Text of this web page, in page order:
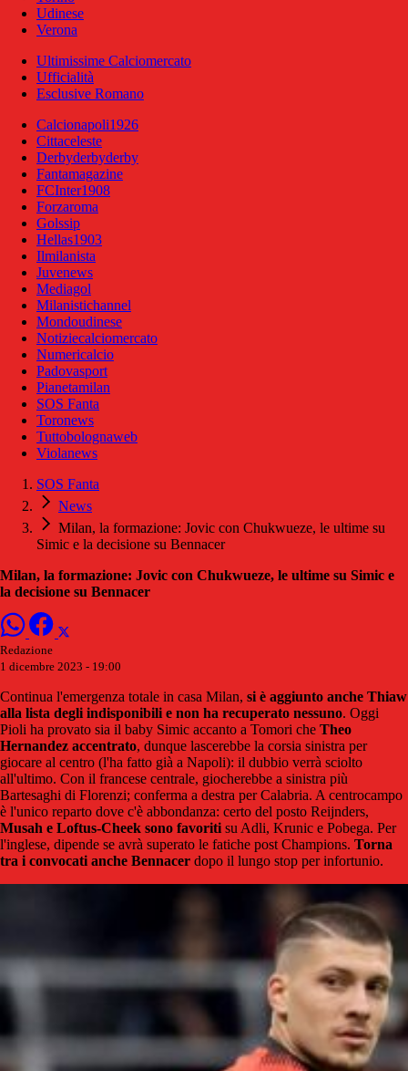
Udinese
Verona
Ultimissime Calciomercato
Ufficialità
Esclusive Romano
Calcionapoli1926
Cittaceleste
Derbyderbyderby
Fantamagazine
FCInter1908
Forzaroma
Golssip
Hellas1903
Ilmilanista
Juvenews
Mediagol
Milanistichannel
Mondoudinese
Notiziecalciomercato
Numericalcio
Padovasport
Pianetamilan
SOS Fanta
Toronews
Tuttobolognaweb
Violanews
SOS Fanta
News
Milan, la formazione: Jovic con Chukwueze, le ultime su
Simic e la decisione su Bennacer
Milan, la formazione: Jovic con Chukwueze, le ultime su Simic e
la decisione su Bennacer
Redazione
1 dicembre 2023 - 19:00
Continua l'emergenza totale in casa Milan, si è aggiunto anche Thiaw
alla lista degli indisponibili e non ha recuperato nessuno. Oggi
Pioli ha provato sia il baby Simic accanto a Tomori che Theo
Hernandez accentrato, dunque lascerebbe la corsia sinistra per
giocare al centro (l'ha fatto già a Napoli): il dubbio verrà sciolto
all'ultimo. Con il francese centrale, giocherebbe a sinistra più
Bartesaghi di Florenzi; conferma a destra per Calabria. A centrocampo
è l'unico reparto dove c'è abbondanza: certo del posto Reijnders,
Musah e Loftus-Cheek sono favoriti su Adli, Krunic e Pobega. Per
l'inglese, dipende se avrà superato le fatiche post Champions. Torna
tra i convocati anche Bennacer dopo il lungo stop per infortunio.